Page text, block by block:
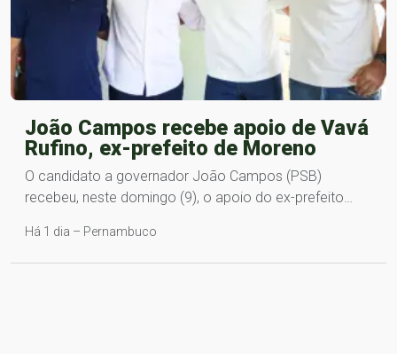
João Campos recebe apoio de Vavá
Rufino, ex-prefeito de Moreno
O candidato a governador João Campos (PSB)
recebeu, neste domingo (9), o apoio do ex-prefeito…
Há 1 dia – Pernambuco